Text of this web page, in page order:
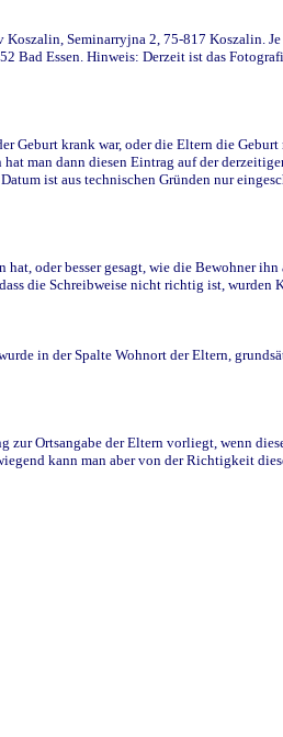
Seminarryjna 2, 75-817 Koszalin.
Bad Essen. Hinweis: Derzeit ist das
Geburt krank war, oder die Eltern die
man dann diesen Eintrag auf der
ist aus technischen Gründen nur
oder besser gesagt, wie die Bewohner ihn
die Schreibweise nicht richtig ist, wurden
in der Spalte Wohnort der Eltern,
Ortsangabe der Eltern vorliegt, wenn
kann man aber von der Richtigkeit